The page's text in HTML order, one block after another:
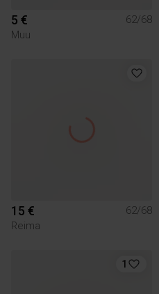
5 €
62/68
Muu
15 €
62/68
Reima
1